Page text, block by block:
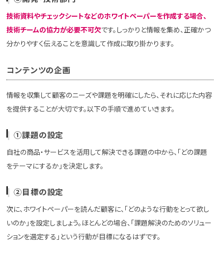
技術資料やチェックシートなどのホワイトペーパーを作成する場合、
技術チームの協力が必要不可欠です。しっかりと情報を集め、正確かつ
分かりやすく伝えることを意識して作成に取り掛かります。
コンテンツの企画
情報を収集して顧客のニーズや課題を明確にしたら、それに応じた内容
を提供することが大切です。以下の手順で進めていきます。
①課題の設定
自社の商品・サービスを活用して解決できる課題の中から、「どの課題
をテーマにするか」を決定します。
②目標の設定
次に、ホワイトペーパーを読んだ顧客に、「どのような行動をとって欲し
いのか」を設定しましょう。ほとんどの場合、「課題解決のためのソリュー
ションを選定する」という行動が目標になるはずです。